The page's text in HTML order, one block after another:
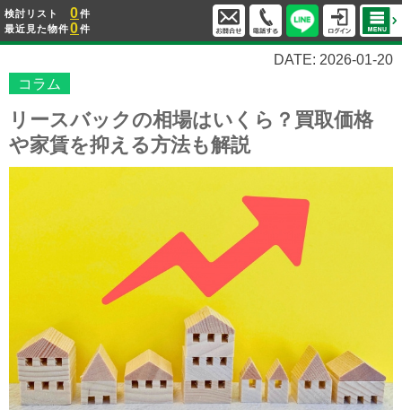
検討リスト 0件
最近見た物件0件
DATE: 2026-01-20
コラム
リースバックの相場はいくら？買取価格
や家賃を抑える方法も解説